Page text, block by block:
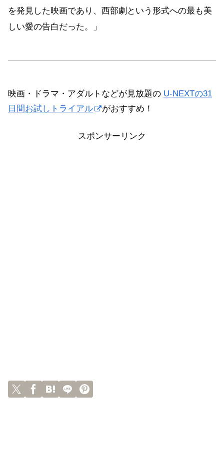
を発見した映画であり、西部劇という形式への最も美
しい愛の告白だった。」
映画・ドラマ・アダルトなどが見放題の U-NEXTの31
日間お試しトライアル
がおすすめ！
スポンサーリンク